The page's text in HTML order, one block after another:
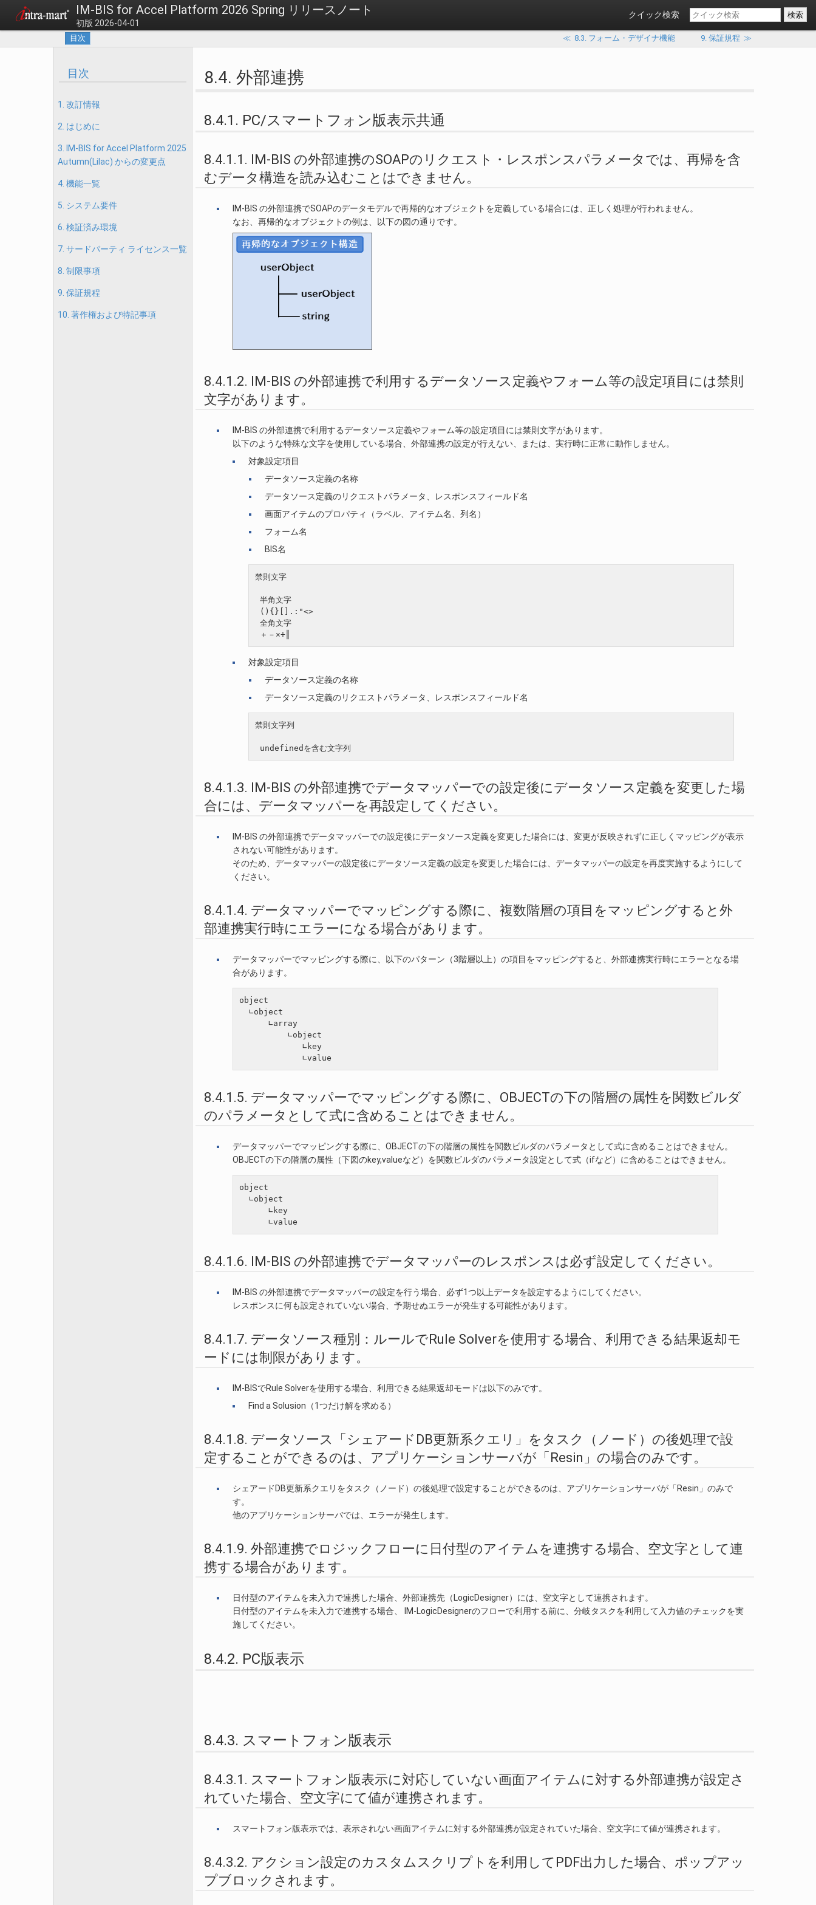
IM-BIS for Accel Platform 2026 Spring リリースノート
初版 2026-04-01
クイック検索
目次 ≪ 8.3. フォーム・デザイナ機能 9. 保証規程 ≫
目次
1. 改訂情報
2. はじめに
3. IM-BIS for Accel Platform 2025
Autumn(Lilac) からの変更点
4. 機能一覧
5. システム要件
6. 検証済み環境
7. サードパーティ ライセンス一覧
8. 制限事項
9. 保証規程
10. 著作権および特記事項
8.4. 外部連携
8.4.1. PC/スマートフォン版表示共通
8.4.1.1. IM-BIS の外部連携のSOAPのリクエスト・レスポンスパラメータでは、再帰を含
むデータ構造を読み込むことはできません。
IM-BIS の外部連携でSOAPのデータモデルで再帰的なオブジェクトを定義している場合には、正しく処理が行われません。
なお、再帰的なオブジェクトの例は、以下の図の通りです。
8.4.1.2. IM-BIS の外部連携で利用するデータソース定義やフォーム等の設定項目には禁則
文字があります。
IM-BIS の外部連携で利用するデータソース定義やフォーム等の設定項目には禁則文字があります。
以下のような特殊な文字を使用している場合、外部連携の設定が行えない、または、実行時に正常に動作しません。
対象設定項目
データソース定義の名称
データソース定義のリクエストパラメータ、レスポンスフィールド名
画面アイテムのプロパティ（ラベル、アイテム名、列名）
フォーム名
BIS名
禁則文字
半角文字
(){}[].:"<>
全角文字
対象設定項目
データソース定義の名称
データソース定義のリクエストパラメータ、レスポンスフィールド名
禁則文字列
8.4.1.3. IM-BIS の外部連携でデータマッパーでの設定後にデータソース定義を変更した場
合には、データマッパーを再設定してください。
IM-BIS の外部連携でデータマッパーでの設定後にデータソース定義を変更した場合には、変更が反映されずに正しくマッピングが表示
されない可能性があります。
そのため、データマッパーの設定後にデータソース定義の設定を変更した場合には、データマッパーの設定を再度実施するようにして
ください。
8.4.1.4. データマッパーでマッピングする際に、複数階層の項目をマッピングすると外
部連携実行時にエラーになる場合があります。
データマッパーでマッピングする際に、以下のパターン（3階層以上）の項目をマッピングすると、外部連携実行時にエラーとなる場
合があります。
object
  ∟object
      ∟array
          ∟object
             ∟key
8.4.1.5. データマッパーでマッピングする際に、OBJECTの下の階層の属性を関数ビルダ
のパラメータとして式に含めることはできません。
データマッパーでマッピングする際に、OBJECTの下の階層の属性を関数ビルダのパラメータとして式に含めることはできません。
OBJECTの下の階層の属性（下図のkey,valueなど）を関数ビルダのパラメータ設定として式（ifなど）に含めることはできません。
object
  ∟object
      ∟key
8.4.1.6. IM-BIS の外部連携でデータマッパーのレスポンスは必ず設定してください。
IM-BIS の外部連携でデータマッパーの設定を行う場合、必ず1つ以上データを設定するようにしてください。
レスポンスに何も設定されていない場合、予期せぬエラーが発生する可能性があります。
8.4.1.7. データソース種別：ルールでRule Solverを使用する場合、利用できる結果返却モ
ードには制限があります。
IM-BISでRule Solverを使用する場合、利用できる結果返却モードは以下のみです。
Find a Solusion（1つだけ解を求める）
8.4.1.8. データソース「シェアードDB更新系クエリ」をタスク（ノード）の後処理で設
定することができるのは、アプリケーションサーバが「Resin」の場合のみです。
シェアードDB更新系クエリをタスク（ノード）の後処理で設定することができるのは、アプリケーションサーバが「Resin」のみで
す。
他のアプリケーションサーバでは、エラーが発生します。
8.4.1.9. 外部連携でロジックフローに日付型のアイテムを連携する場合、空文字として連
携する場合があります。
日付型のアイテムを未入力で連携した場合、外部連携先（LogicDesigner）には、空文字として連携されます。
日付型のアイテムを未入力で連携する場合、 IM-LogicDesignerのフローで利用する前に、分岐タスクを利用して入力値のチェックを実
施してください。
8.4.2. PC版表示
8.4.3. スマートフォン版表示
8.4.3.1. スマートフォン版表示に対応していない画面アイテムに対する外部連携が設定さ
れていた場合、空文字にて値が連携されます。
スマートフォン版表示では、表示されない画面アイテムに対する外部連携が設定されていた場合、空文字にて値が連携されます。
8.4.3.2. アクション設定のカスタムスクリプトを利用してPDF出力した場合、ポップアッ
プブロックされます。